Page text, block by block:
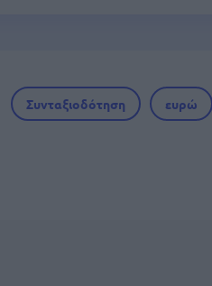
Συνταξιοδότηση ευρώ